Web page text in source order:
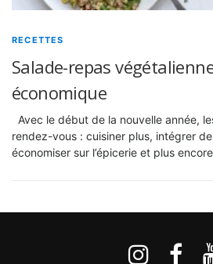
RECETTES
Salade-repas
économique
Avec le début de la nouvelle année,
rendez-vous : cuisiner plus, intégrer
économiser sur l’épicerie et plus